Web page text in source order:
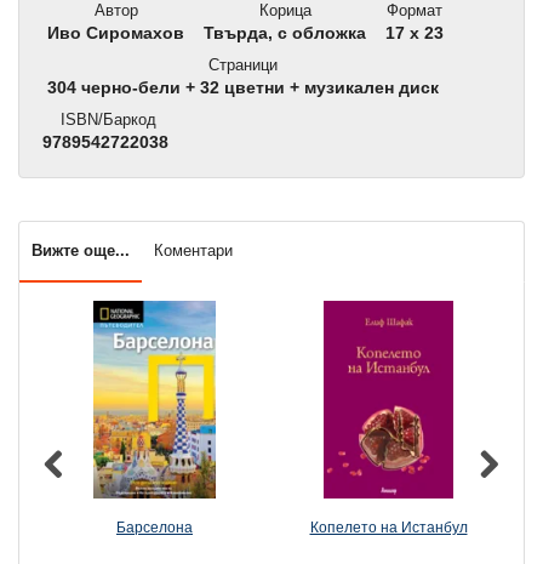
Автор
Иво Сиромахов
Корица
Твърда, с обложка
Формат
17 x 23
Страници
304 черно-бели + 32 цветни + музикален диск
ISBN/Баркод
9789542722038
Вижте още... Коментари
Барселона Копелето на Истанбул